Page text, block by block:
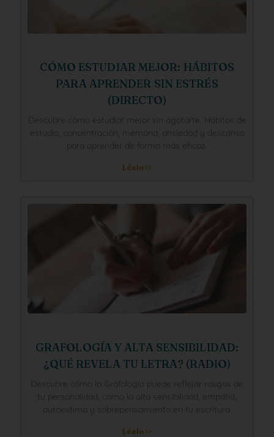
CÓMO ESTUDIAR MEJOR: HÁBITOS
PARA APRENDER SIN ESTRÉS
(DIRECTO)
Descubre cómo estudiar mejor sin agotarte. Hábitos de
estudio, concentración, memoria, ansiedad y descanso
para aprender de forma más eficaz.
Léelo>>
GRAFOLOGÍA Y ALTA SENSIBILIDAD:
¿QUÉ REVELA TU LETRA? (RADIO)
Descubre cómo la Grafología puede reflejar rasgos de
tu personalidad, como la alta sensibilidad, empatía,
autoestima y sobrepensamiento en tu escritura.
Léelo>>